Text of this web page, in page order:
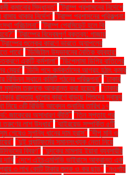
কমানোর সিদ্ধান্ত" "ট্রাম্প প্রশাসনের নির্দেশে
থাকার নির্দেশ" "ট্রাম্প প্রশাসনের পরিকল্পনা:
পরিচালনা" "ট্রাম্প প্রেসিডেন্ট হলে কি
"ট্রাম্পের বিদ্বেষপূর্ণ বক্তব্য: গাজায়
শুল্কের কারণে ভারতে অ্যাপলের
পারে" "ডিজিটাল উদ্ভাবনের নৈতিক ব্যবহার:
একটি কর্মশালা" "ডিপ্লোমা ডিগ্রি বাতিলের
মেয়র" "ডিসি পদে কর্মকর্তাদের আগ্রহ হঠাৎ কমার
বিভিন্ন স্থানে কমিটি গঠনের পরিকল্পনা" "ঢাকার
মুসলিম তরুণকে আক্রান্ত করা হয়েছে" "ঢাকার
রাস্তায় ধুলোর কারণে বাড়ছে শিশুদের স্বাস্থ্য
নিয়ে ৩টি রিভিউ আবেদন শুনানির তারিখ ১৭
জাকেরের অসাধারণ কীর্তি" "তিন সপ্তাহ পর
তরুণের লাশ উদ্ধার" "থাইরয়েড সম্পর্কিত ৫টি
শেষেও সুগন্ধি ধানের দাম হ্রাস" "দীপু মনি ও
"দুই প্ল্যাটফর্মের সমানসংখ্যক নেতা নিয়ে
বিবরণ" "দুদকের মামলায় ইয়াবা ব্যবসায়ীর
"দেশে এইচএমপিভি ভাইরাসে আক্রান্ত এক
৩ লাখ কোটি টাকার শুল্ক ও কর ছাড়" "নওগাঁয়